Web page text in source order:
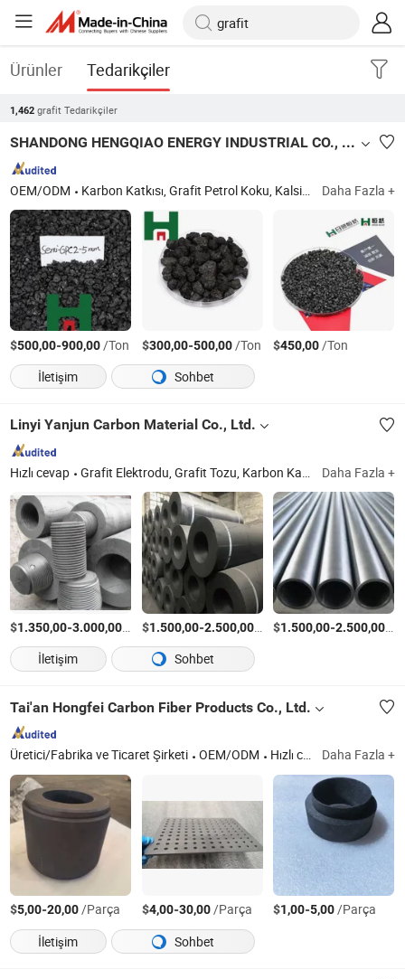
Ürünler Tedarikçiler
1,462 grafit Tedarikçiler
SHANDONG HENGQIAO ENERGY INDUSTRIAL CO., LTD
OEM/ODM Karbon Katkısı, Grafit Petrol Koku, Kalsine Petrol Koku, Silikon Karbür, Recarburizer, Met Koku, Döküm Koku, Grafit Elektrot, Karbon Elektrot Pasti, Grafit Blok Daha Fazla +
$500,00-900,00/Ton $300,00-500,00/Ton $450,00/Ton
İletişim
Sohbet
Linyi Yanjun Carbon Material Co., Ltd.
Hızlı cevap Grafit Elektrodu, Grafit Tozu, Karbon Katkısı, Karbon Yükseltici, Karbüratör, GPC, Grafit Petrol Koku, CPC, İğne Koku, Grafit Tozları Daha Fazla +
$1.350,00-3.000,00/Ton
$1.500,00-2.500,00/Ton
$1.500,00-2.500,00/
İletişim
Sohbet
Tai'an Hongfei Carbon Fiber Products Co., Ltd.
Üretici/Fabrika ve Ticaret Şirketi OEM/ODM Hızlı cevap Daha Fazla +
$5,00-20,00/Parça $4,00-30,00/Parça $1,00-5,00/Parça
İletişim
Sohbet